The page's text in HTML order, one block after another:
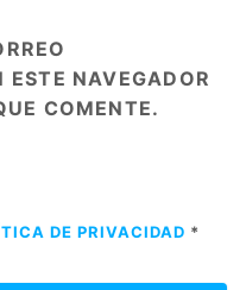
ESTE NAVEGADOR
COMENTE.
DE PRIVACIDAD *